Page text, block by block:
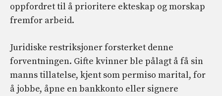
oppfordret til å prioritere ekteskap og morskap
fremfor arbeid.
Juridiske restriksjoner forsterket denne
forventningen. Gifte kvinner ble pålagt å få sin
manns tillatelse, kjent som permiso marital, for
å jobbe, åpne en bankkonto eller signere